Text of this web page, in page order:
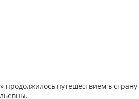
путешествием в